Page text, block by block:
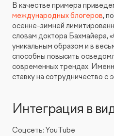
В качестве примера
международных блогеров,
осенне-зимней
словам доктора Бахмайера,
уникальным образом и в
способны повысить
современных трендах.
ставку на сотрудничество с
Интеграция в
Соцсеть: YouTube